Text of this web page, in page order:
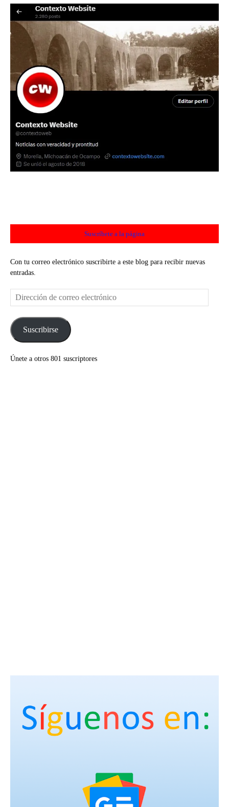
Suscríbete a la página
Con tu correo electrónico suscribirte a este blog para recibir nuevas
entradas.
Dirección
de
electrónicoSuscribirse
Únete a otros 801 suscriptores